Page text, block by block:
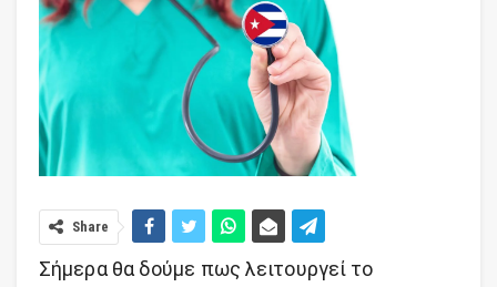
Share
Σήμερα θα δούμε πως λειτουργεί το